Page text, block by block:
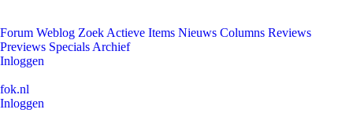
Forum Weblog Zoek Actieve Items Nieuws Columns Reviews
Previews Specials Archief
Inloggen
fok.nl
Inloggen